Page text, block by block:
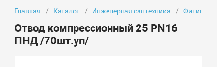
Главная Каталог Инженерная сантехника Фитинги
Отвод компрессионный 25 PN16
ПНД /70шт.уп/